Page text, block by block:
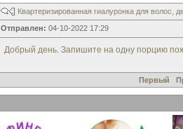
Квартеризированная гиалуронка для волос,
Отправлен: 04-10-2022 17:29
Добрый день. Запишите на одну порцию
Первый